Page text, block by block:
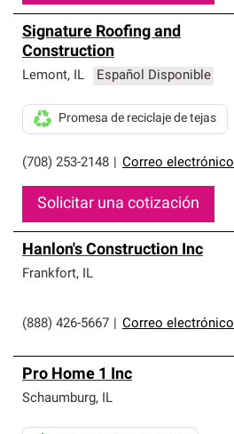
Signature Roofing and
Construction
Lemont, IL Español Disponible
(708) 253-2148 Correo electrónico
Promesa de reciclaje de tejas
Solicitar una cotización
Hanlon's Construction Inc
Frankfort, IL
(888) 426-5667 Correo electrónico
Pro Home 1 Inc
Schaumburg, IL